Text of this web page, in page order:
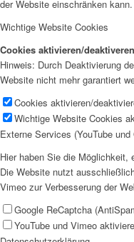
der Website einschränken kann.
Wichtige Website Cookies
Cookies aktivieren/deaktiveren
Hinweis: Durch Deaktivierung
Website nicht mehr garantiert
Cookies aktivieren/
Wichtige Website Cookies
Externe Services (YouTube und
Hier haben Sie die
Die Website nutzt
Vimeo zur Verbesserung der
Google ReCaptcha
YouTube und Vimeo